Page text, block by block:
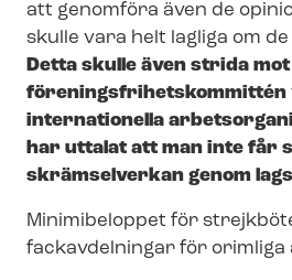
att genomföra även de
skulle vara helt lagliga om
Detta skulle även strida
för­e­nings­fri­hets­kom­mit­tén
internationella
har uttalat att man inte får
skrämselverkan genom
Minimibeloppet för
fackavdelningar för orimliga